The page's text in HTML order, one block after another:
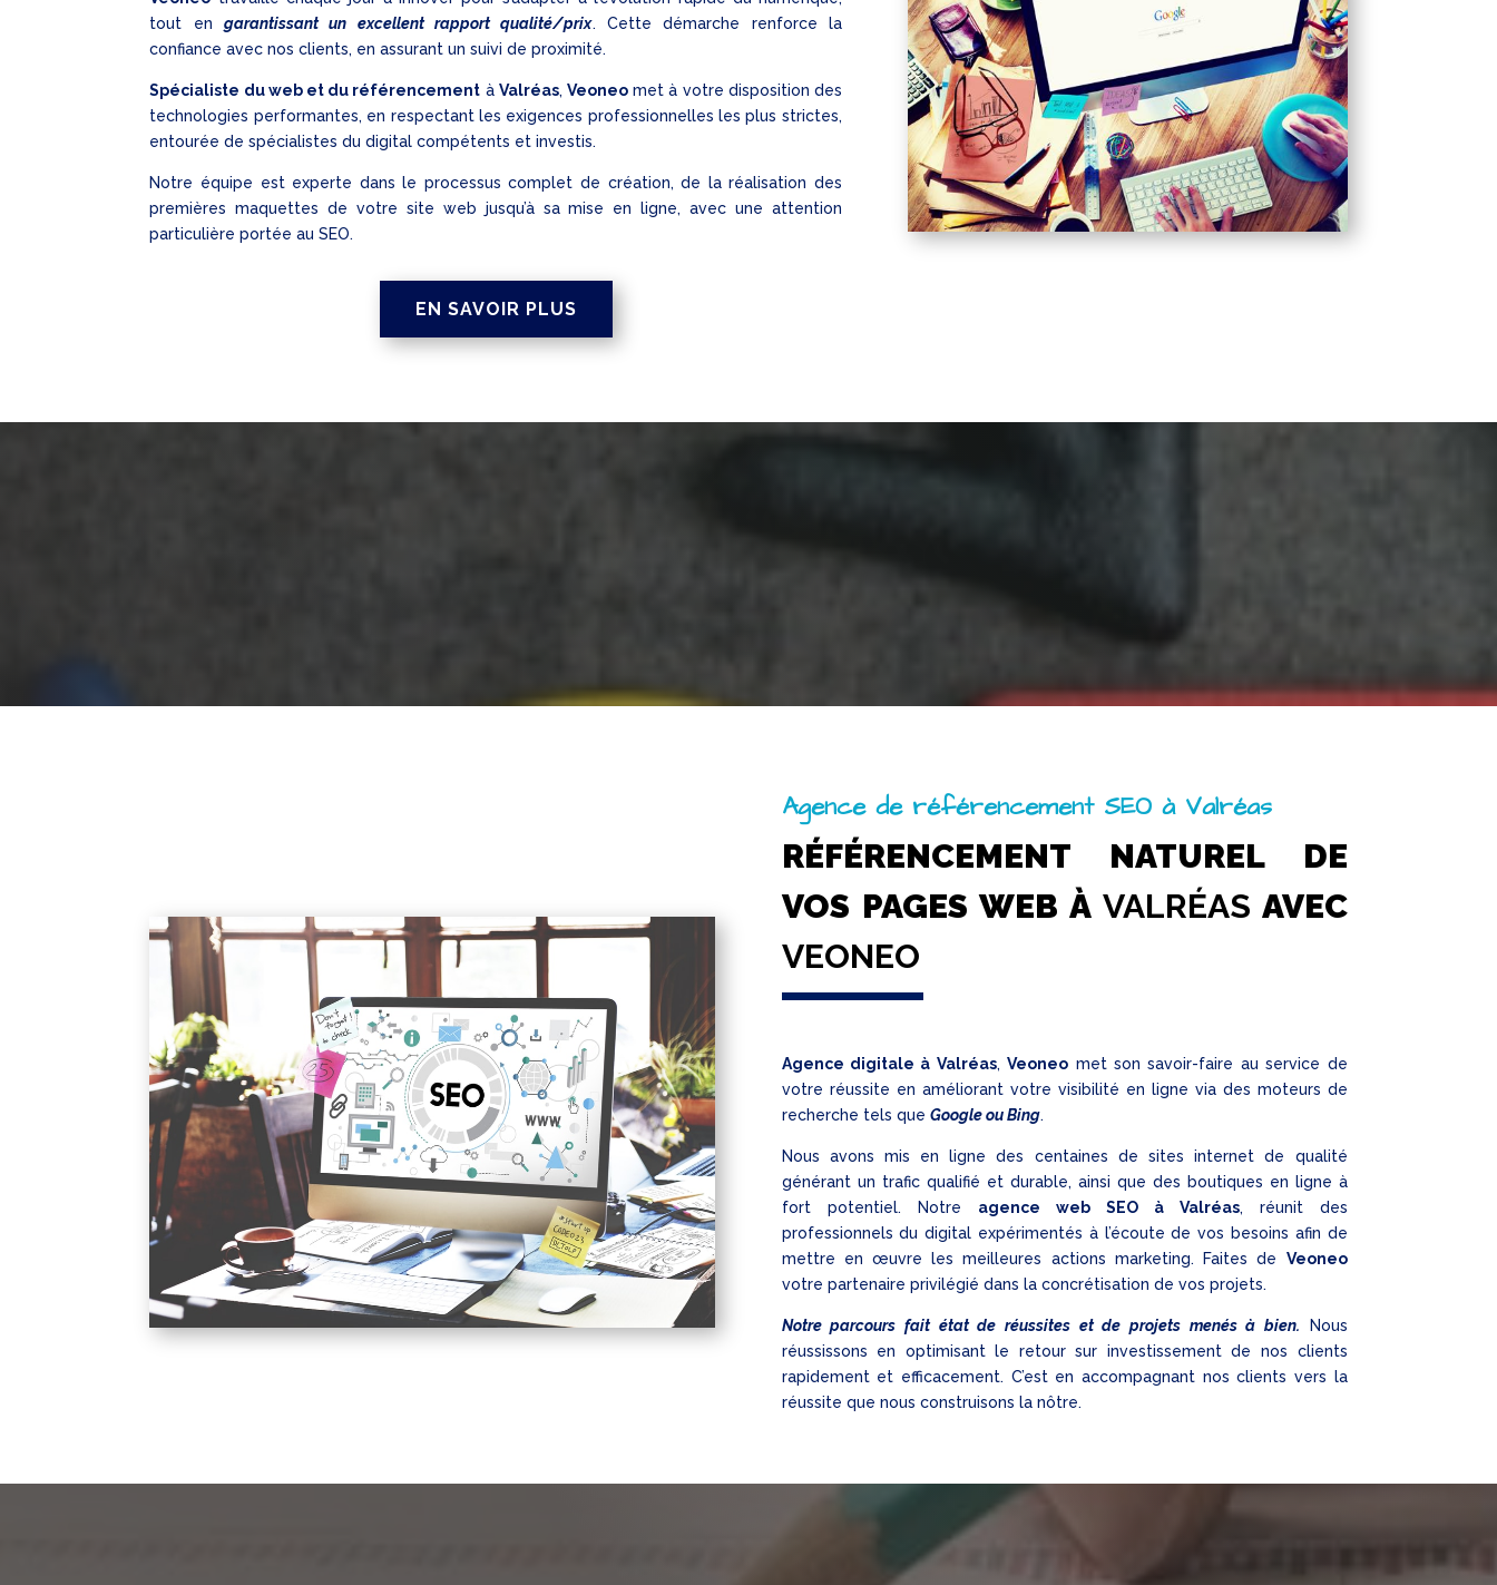
tout engarantissant un excellent rapport qualité/prix. Cette démarche renforce la
confiance avec nos clients, en assurant un suivi de proximité.
Spécialiste du web et du référencement à Valréas, Veoneomet à votre disposition des
technologies performantes, en respectant les exigences professionnelles les plus strictes,
entourée de spécialistes du digital compétents et investis.
Notre équipe est experte dans le processus complet de création, de la réalisation des
premières maquettes de votre site web jusqu’à sa mise en ligne, avec une attention
particulière portée au SEO.
EN SAVOIR PLUS
Agence de référencement SEO à Valréas
RÉFÉRENCEMENT NATUREL DE
VOS PAGES WEB À VALRÉAS AVEC
VEONEO
Agence digitale à Valréas,Veoneo met son savoir-faire au service de
votre réussite en améliorant votre visibilité en ligne via des moteurs de
recherche tels que Google ou Bing.
Nous avons mis en ligne des centaines de sites internet de qualité
générant un trafic qualifié et durable, ainsi que des boutiques en ligne à
fort potentiel. Notre agence web SEO à Valréas, réunit des
professionnels du digital expérimentés à l’écoute de vos besoins afin de
mettre en œuvre les meilleures actions marketing. Faites de Veoneo
votre partenaire privilégié dans la concrétisation de vos projets.
Notre parcours fait état de réussites et de projets menés à bien. Nous
réussissons en optimisant le retour sur investissement de nos clients
rapidement et efficacement. C’est en accompagnant nos clients vers la
réussite que nous construisons la nôtre.